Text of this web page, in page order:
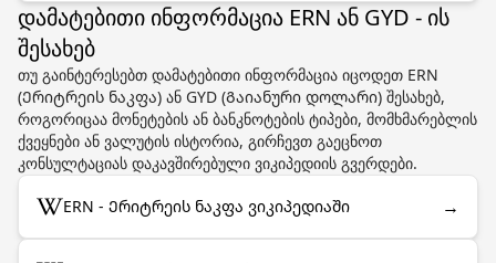
დამატებითი ინფორმაცია ERN ან GYD - ის
შესახებ
თუ გაინტერესებთ დამატებითი ინფორმაცია იცოდეთ ERN
(Ერიტრეის ნაკფა) ან GYD (Გაიანური დოლარი) შესახებ,
როგორიცაა მონეტების ან ბანკნოტების ტიპები, მომხმარებლის
ქვეყნები ან ვალუტის ისტორია, გირჩევთ გაეცნოთ
კონსულტაციას დაკავშირებული ვიკიპედიის გვერდები.
ERN - Ერიტრეის ნაკფა ვიკიპედიაში →